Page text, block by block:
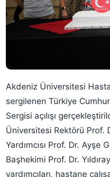
Akdeniz Üniversitesi
sergilenen Türkiye
Sergisi açılışı
Üniversitesi Rektörü Prof.
Yardımcısı Prof. Dr. Ayşe
Başhekimi Prof. Dr.
yardımcıları, hastane